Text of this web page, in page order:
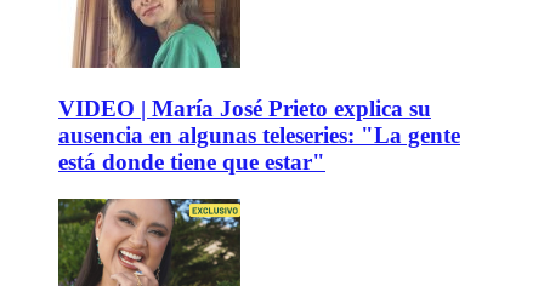
VIDEO | María José Prieto explica su
ausencia en algunas teleseries: "La gente
está donde tiene que estar"